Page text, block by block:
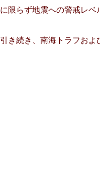
に限らず地震への警戒レベ
引き続き、南海トラフおよ